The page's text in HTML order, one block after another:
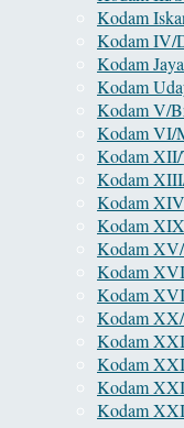
Kodam
Kodam IV/
Kodam
Kodam
Kodam V/
Kodam VI/
Kodam XII/
Kodam
Kodam
Kodam
Kodam
Kodam
Kodam
Kodam
Kodam
Kodam
Kodam
Kodam